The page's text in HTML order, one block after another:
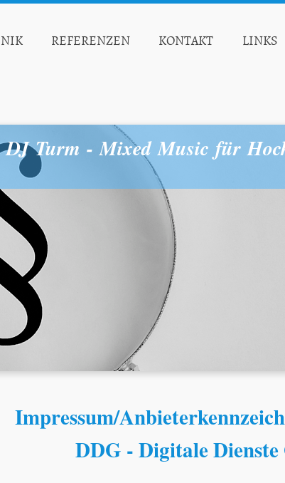
REFERENZEN KONTAKT LINKS
DJ Turm - Mixed Music für
Impressum/
DDG - Digitale Dienste